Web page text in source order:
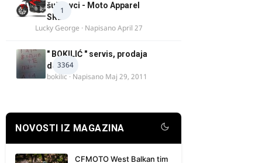
1
šuškavci - Moto Apparel
SRB
Lucky George · NapisanoApril 27
3364
" BOKILIĆ " servis, prodaja
delova
bokilic · Napisano Maj 29, 2011
NOVOSTI IZ MAGAZINA
CFMOTO West Balkan tim